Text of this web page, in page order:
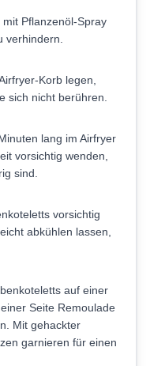
Pflanzenöl-Spray
verhindern.
Korb legen,
sich nicht berühren.
lang im Airfryer
vorsichtig wenden,
sind.
vorsichtig
abkühlen lassen,
auf einer
Seite Remoulade
Mit gehackter
garnieren für einen